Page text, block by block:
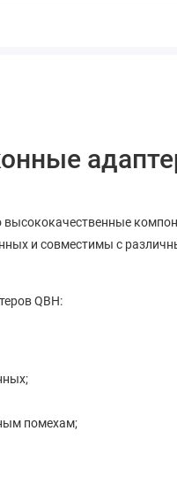
и совместимы с
QBH:
помехам;